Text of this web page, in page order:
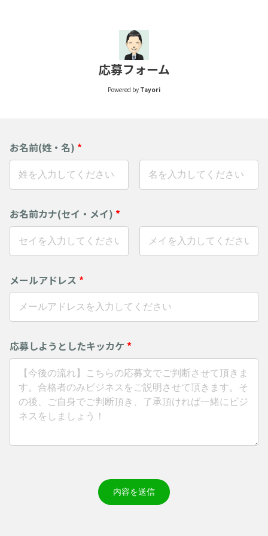
応募フォーム
Powered by Tayori
お名前(姓・名) *
お名前カナ(セイ・メイ) *
メールアドレス *
応募しようとしたキッカケ *
内容を送信